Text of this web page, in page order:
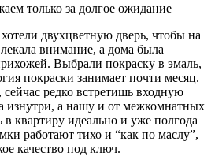
только за долгое ожидание
двухцветную дверь, чтобы на
внимание, а дома была
Выбрали покраску в эмаль,
покраски занимает почти месяц.
редко встретишь входную
изнутри, а нашу и от межкомнатных
квартиру идеально и уже полгода
работают тихо и “как по маслу”,
качество под ключ.